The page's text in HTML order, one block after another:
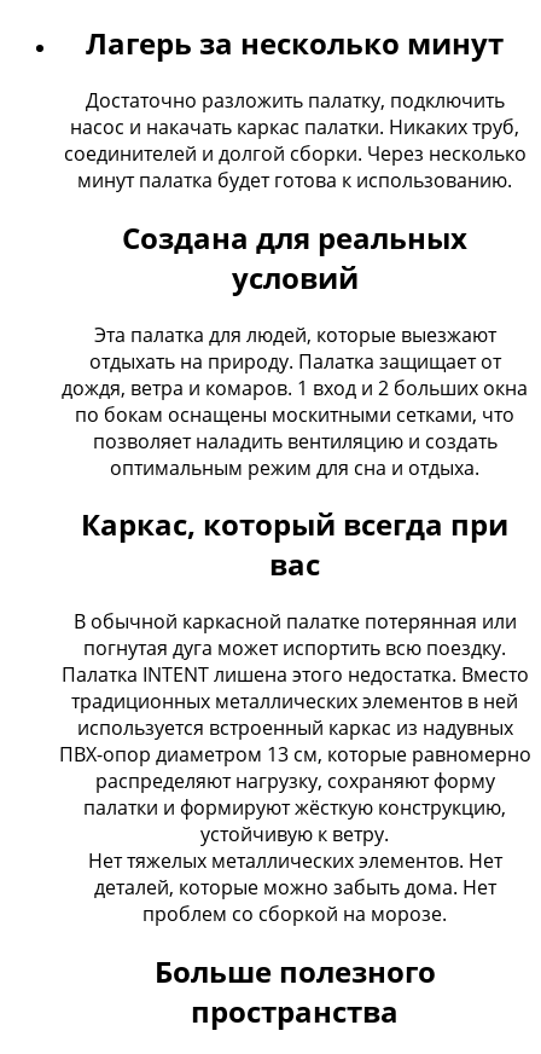
Лагерь за несколько минут
Достаточно разложить палатку, подключить
насос и накачать каркас палатки. Никаких труб,
соединителей и долгой сборки. Через несколько
минут палатка будет готова к использованию.
Создана для реальных
условий
Эта палатка для людей, которые выезжают
отдыхать на природу. Палатка защищает от
дождя, ветра и комаров. 1 вход и 2 больших окна
по бокам оснащены москитными сетками, что
позволяет наладить вентиляцию и создать
оптимальным режим для сна и отдыха.
Каркас, который всегда при
вас
В обычной каркасной палатке потерянная или
погнутая дуга может испортить всю поездку.
Палатка INTENT лишена этого недостатка. Вместо
традиционных металлических элементов в ней
используется встроенный каркас из надувных
ПВХ-опор диаметром 13 см, которые равномерно
распределяют нагрузку, сохраняют форму
палатки и формируют жёсткую конструкцию,
устойчивую к ветру.
Нет тяжелых металлических элементов. Нет
деталей, которые можно забыть дома. Нет
проблем со сборкой на морозе.
Больше полезного
пространства